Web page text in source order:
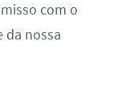
com o
da nossa